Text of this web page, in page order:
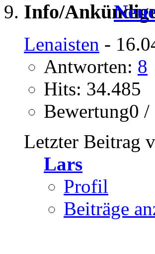
Lenaisten -
Antworten: 8
Hits: 34.485
Bewertung0 /
Letzter Beitrag
Lars
Profil
Beiträge